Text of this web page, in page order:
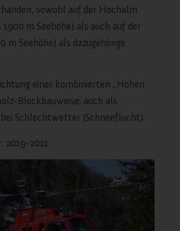
sowohl auf der Hochalm
m Seehöhe) als auch auf der
m Seehöhe) als dazugehörige
einer kombinierten „Hohen
Blockbauweise; auch als
Schlechtwetter (Schneeflucht)
2019-2021